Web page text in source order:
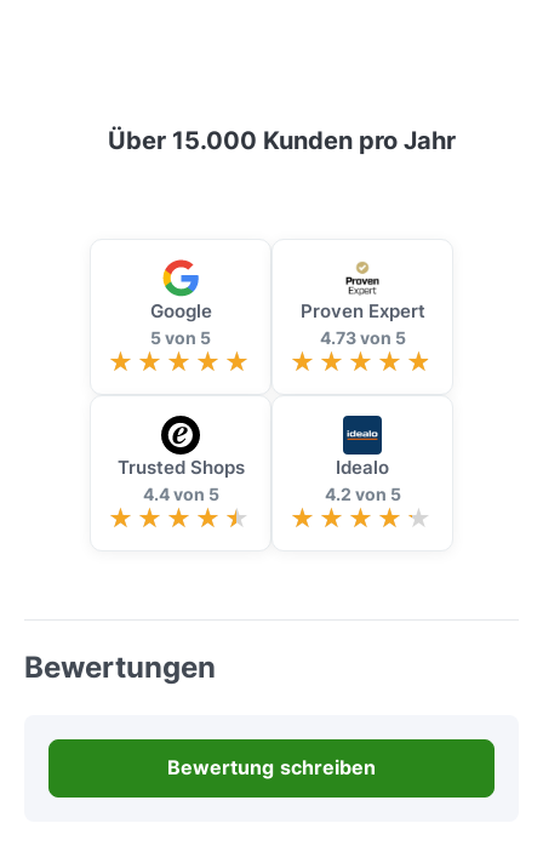
Über 15.000 Kunden pro Jahr
Google
5 von 5
Proven Expert
4.73 von 5
Trusted Shops
4.4 von 5
Idealo
4.2 von 5
Bewertungen
Bewertung schreiben